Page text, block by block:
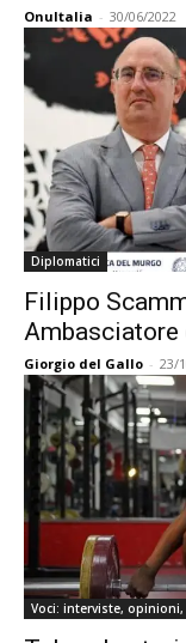
OnuItalia - 30/06/2022
Diplomatici
Filippo
Ambasciatore
Giorgio del Gallo - 23/
Voci: interviste,